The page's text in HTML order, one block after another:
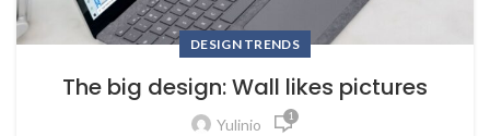
DESIGN TRENDS
The big design: Wall likes pictures
Yulinio 1